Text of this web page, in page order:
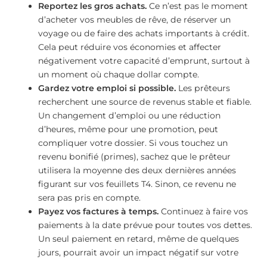
Reportez les gros achats. Ce n’est pas le moment
d’acheter vos meubles de rêve, de réserver un
voyage ou de faire des achats importants à crédit.
Cela peut réduire vos économies et affecter
négativement votre capacité d’emprunt, surtout à
un moment où chaque dollar compte.
Gardez votre emploi si possible. Les prêteurs
recherchent une source de revenus stable et fiable.
Un changement d’emploi ou une réduction
d’heures, même pour une promotion, peut
compliquer votre dossier. Si vous touchez un
revenu bonifié (primes), sachez que le prêteur
utilisera la moyenne des deux dernières années
figurant sur vos feuillets T4. Sinon, ce revenu ne
sera pas pris en compte.
Payez vos factures à temps. Continuez à faire vos
paiements à la date prévue pour toutes vos dettes.
Un seul paiement en retard, même de quelques
jours, pourrait avoir un impact négatif sur votre